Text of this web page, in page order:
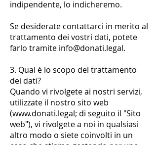
indipendente, lo indicheremo.
Se desiderate contattarci in merito al
trattamento dei vostri dati, potete
farlo tramite info@donati.legal.
3. Qual è lo scopo del trattamento
dei dati?
Quando vi rivolgete ai nostri servizi,
utilizzate il nostro sito web
(www.donati.legal; di seguito il "Sito
web"), vi rivolgete a noi in qualsiasi
altro modo o siete coinvolti in un